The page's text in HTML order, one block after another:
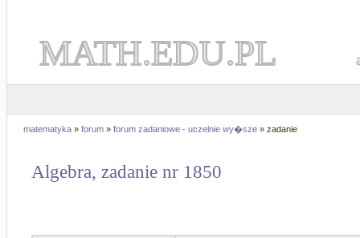
MATH.EDU.PL
matematyka » forum » forum zadaniowe - uczelnie wy�sze » zadanie
Algebra, zadanie nr 1850